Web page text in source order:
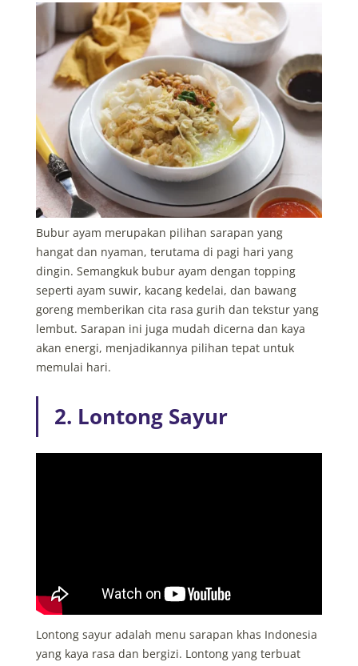
Bubur ayam merupakan pilihan sarapan yang
hangat dan nyaman, terutama di pagi hari yang
dingin. Semangkuk bubur ayam dengan topping
seperti ayam suwir, kacang kedelai, dan bawang
goreng memberikan cita rasa gurih dan tekstur yang
lembut. Sarapan ini juga mudah dicerna dan kaya
akan energi, menjadikannya pilihan tepat untuk
memulai hari.
2. Lontong Sayur
Lontong sayur adalah menu sarapan khas Indonesia
yang kaya rasa dan bergizi. Lontong yang terbuat